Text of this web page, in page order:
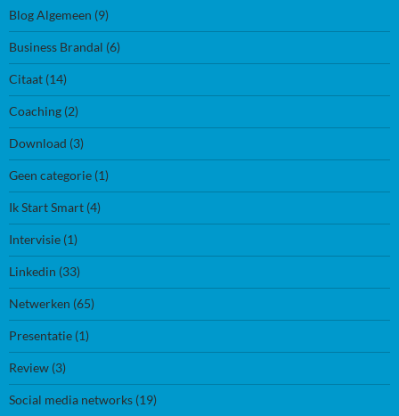
Blog Algemeen (9)
Business Brandal (6)
Citaat (14)
Coaching (2)
Download (3)
Geen categorie (1)
Ik Start Smart (4)
Intervisie (1)
Linkedin (33)
Netwerken (65)
Presentatie (1)
Review (3)
Social media networks (19)